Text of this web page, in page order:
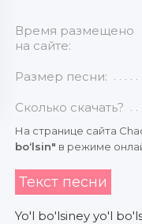
Время размещено
на сайте:
Размер песни:
Сколько скачать?
На странице сайта
boʻlsin" в режиме
Текст песни
Yo'l bo'lsiney yo'l